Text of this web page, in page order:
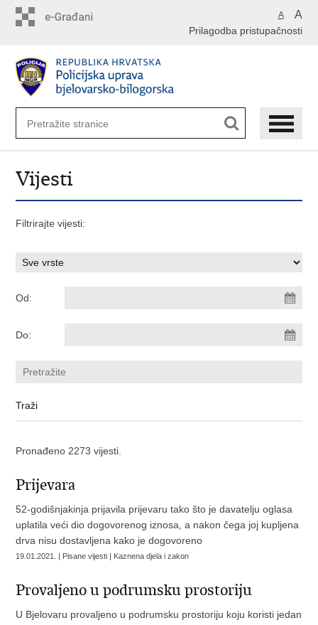
A A
Prilagodba pristupačnosti
Vijesti
Filtrirajte vijesti:
Od:
Do:
Pronađeno 2273 vijesti.
Prijevara
52-godišnjakinja prijavila prijevaru tako što je davatelju oglasa
uplatila veći dio dogovorenog iznosa, a nakon čega joj kupljena
drva nisu dostavljena kako je dogovoreno
19.01.2021. | Pisane vijesti | Kaznena djela i zakon
Provaljeno u podrumsku prostoriju
U Bjelovaru provaljeno u podrumsku prostoriju koju koristi jedan